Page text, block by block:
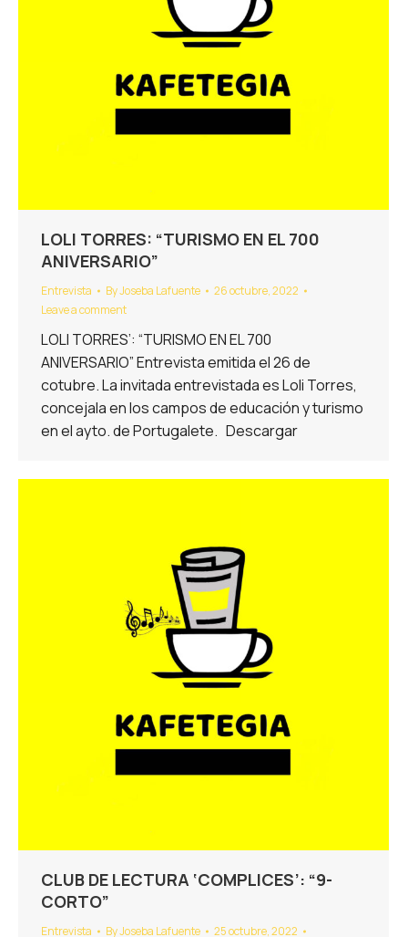
LOLI TORRES: “TURISMO EN EL 700
ANIVERSARIO”
Entrevista ByJoseba Lafuente
26 octubre, 2022
Leave a comment
LOLI TORRES’: “TURISMO EN EL 700
ANIVERSARIO” Entrevista emitida el 26 de
cotubre. La invitada entrevistada es Loli Torres,
concejala en los campos de educación y turismo
en el ayto. de Portugalete. Descargar
CLUB DE LECTURA ‘COMPLICES’: “9-
CORTO”
Entrevista ByJoseba Lafuente 25 octubre, 2022